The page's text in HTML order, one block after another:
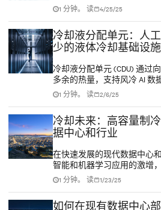
1 分钟。 读 4/25/25
冷却液分配单元：人
少的液体冷却基础设施
冷却液分配单元 (CDU) 通过
多余的热量，支持风冷 AI 数
1 分钟。 读 2/6/25
冷却未来：高容量制
据中心和行业
在快速发展的现代数据中心
智能和机器学习应用的激增
突出。市场急需专为液冷设
机组，以未来为导向构建下
1 分钟。 读 1/23/25
如何在现有数据中心